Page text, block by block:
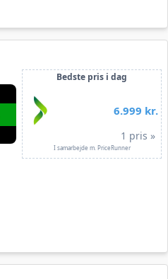
Bedste pris i dag
6.999 kr.
1 pris »
I samarbejde m. PriceRunner